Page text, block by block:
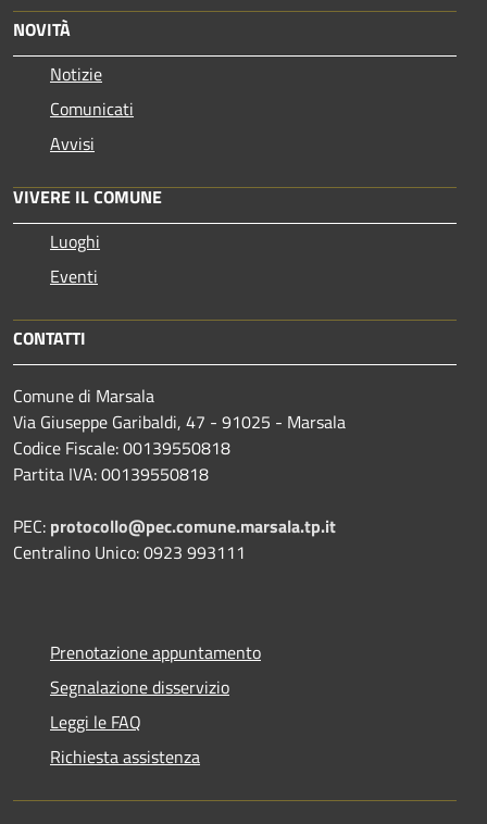
NOVITÀ
Notizie
Comunicati
Avvisi
VIVERE IL COMUNE
Luoghi
Eventi
CONTATTI
Comune di Marsala
Via Giuseppe Garibaldi, 47 - 91025 - Marsala
Codice Fiscale: 00139550818
Partita IVA: 00139550818
PEC: protocollo@pec.comune.marsala.tp.it
Centralino Unico: 0923 993111
Prenotazione appuntamento
Segnalazione disservizio
Leggi le FAQ
Richiesta assistenza